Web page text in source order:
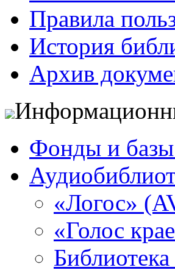
Правила
История
Архив
Фонды и
«Логос»
«Голос